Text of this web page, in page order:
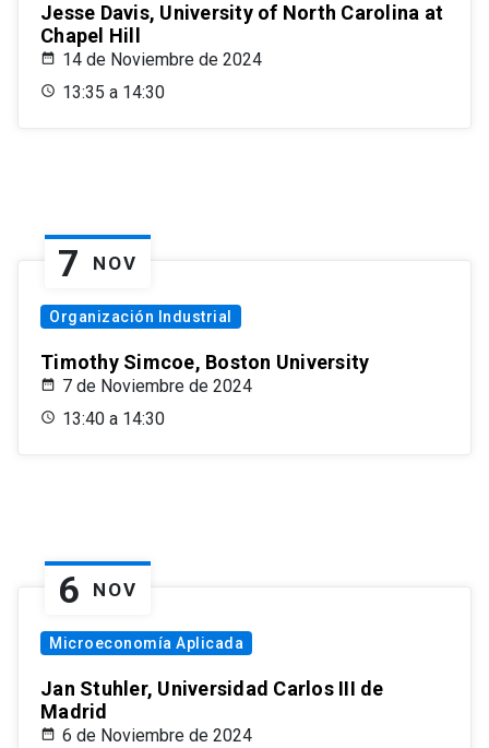
Jesse Davis, University of North Carolina at
Chapel Hill
14 de Noviembre de 2024
13:35 a 14:30
7 NOV
Organización Industrial
Timothy Simcoe, Boston University
7 de Noviembre de 2024
13:40 a 14:30
6 NOV
Microeconomía Aplicada
Jan Stuhler, Universidad Carlos III de
Madrid
6 de Noviembre de 2024